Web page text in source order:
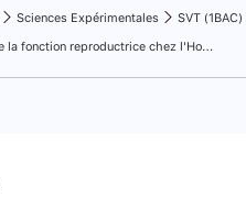
Sciences Expérimentales
SVT (1BAC)
La régulation de la fonction reproductrice chez l'Homme